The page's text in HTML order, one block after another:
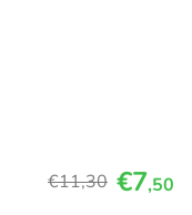
€11,30 €7,50